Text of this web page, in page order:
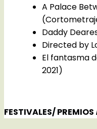
A Palace
Daddy
Directed by
El fantasma
2021)
FESTIVALES/ PREMIOS